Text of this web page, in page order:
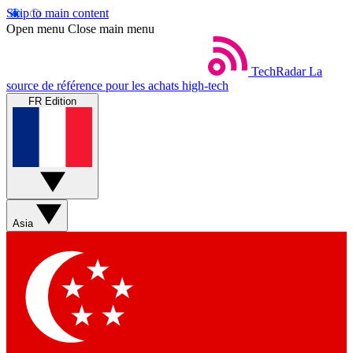
Skip to main content
Open menu Close main menu
TechRadar La
source de référence pour les achats high-tech
FR Edition
Asia